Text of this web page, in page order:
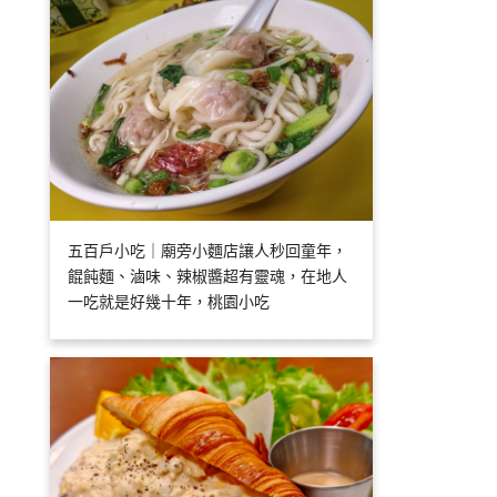
五百戶小吃｜廟旁小麵店讓人秒回童年，
餛飩麵、滷味、辣椒醬超有靈魂，在地人
一吃就是好幾十年，桃園小吃